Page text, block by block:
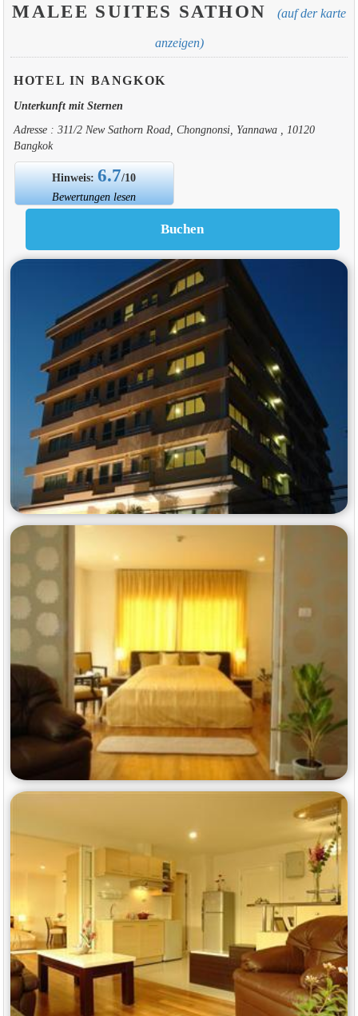
MALEE SUITES SATHON (auf der karte
anzeigen)
HOTEL IN BANGKOK
Unterkunft mit Sternen
Adresse : 311/2 New Sathorn Road, Chongnonsi, Yannawa , 10120
Bangkok
Hinweis:6.7/10
Bewertungen lesen